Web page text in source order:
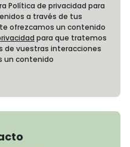
Política de privacidad para
a través de tus
ofrezcamos un contenido
para que tratemos
de vuestras interacciones
un contenido